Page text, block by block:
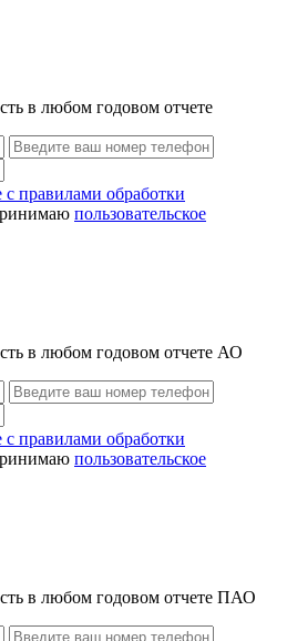
в любом годовом отчете
с правилами обработки
пользовательское
в любом годовом отчете АО
с правилами обработки
пользовательское
в любом годовом отчете ПАО